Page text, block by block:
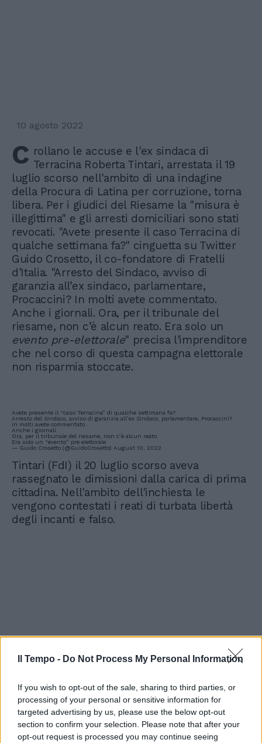
Il Tempo - Do Not Process My Personal Information
If you wish to opt-out of the sale, sharing to third parties, or
processing of your personal or sensitive information for
targeted advertising by us, please use the below opt-out
section to confirm your selection. Please note that after your
opt-out request is processed you may continue seeing
10 agosto 2022
C rollano le accuse e l'ex sindaca di
Terracina Roberta Tintari, arrestata il 19
luglio scorso nell'ambito di una indagine
della Procura di Latina per corruzione, torna
libera. Per i giudici del Riesame la "misura è
illegittima" e gli arresti domiciliari sono stati
revocati. "Avete presente il caso Terracina di
qualche settimana fa?" cinguetta su Twitter
Guido Crosetto, il co-fondatore di Fratelli
d'Italia. "Arresto del Sindaco, avviso di
garanzia all’ex sindaco, parlamentare,
Procaccini? In molti avete commentato.
Anche i giornali. Ora, per il tribunale del
riesame, non c’è alcun reato. Era solo un
evento pre-elettorale" precisa l'imprenditore
che nel corso di questa campagna elettorale
non risparmia stoccate.
Avete presente il “caso Terracina” di qualche settimana fa?
Arresto del Sindaco, avviso di garanzia all’ex Sindaco, parlamentare, Procaccini?
In molti avete commentato.
Anche i giornali.
Ora, per il tribunale del riesame, non c’è alcun reato.
Era solo un “evento” pre elettorale
— Guido Crosetto (@GuidoCrosetto) August 10, 2022
Tintari (FdI) il 20 luglio scorso aveva
rassegnato le dimissioni dalla carica di prima
cittadina. Nell'ambito dell'inchiesta le
vengono contestati i reati di turbata libertà
degli incanti e falso.